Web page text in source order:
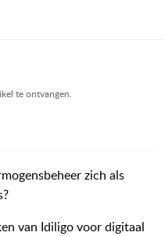
te ontvangen.
zich als
van Idiligo voor digitaal